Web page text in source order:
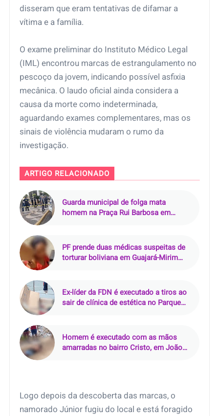
disseram que eram tentativas de difamar a
vítima e a família.
O exame preliminar do Instituto Médico Legal
(IML) encontrou marcas de estrangulamento no
pescoço da jovem, indicando possível asfixia
mecânica. O laudo oficial ainda considera a
causa da morte como indeterminada,
aguardando exames complementares, mas os
sinais de violência mudaram o rumo da
investigação.
ARTIGO RELACIONADO
Guarda municipal de folga mata
homem na Praça Rui Barbosa em
PF prende duas médicas suspeitas de
torturar boliviana em Guajará-Mirim
Ex-líder da FDN é executado a tiros ao
sair de clínica de estética no Parque
Homem é executado com as mãos
amarradas no bairro Cristo, em João
Logo depois da descoberta das marcas, o
namorado Júnior fugiu do local e está foragido